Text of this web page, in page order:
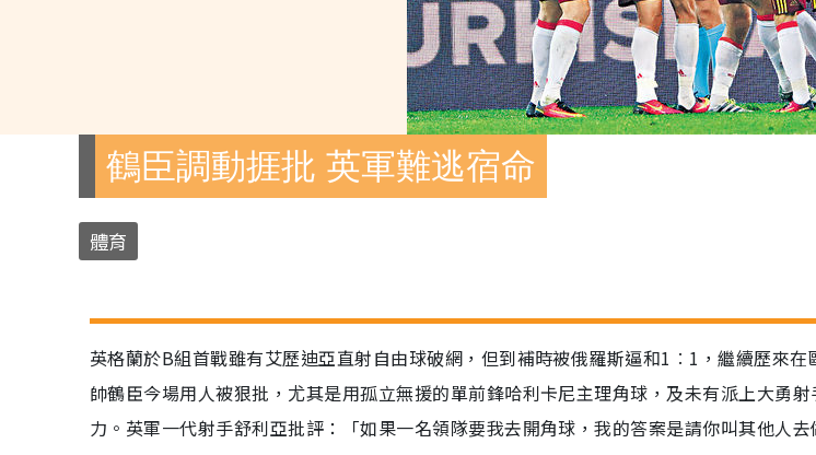
鶴臣調動捱批 英軍難逃宿命
體育
英格蘭於B組首戰雖有艾歷迪亞直射自由球破網，但到補時被俄羅斯逼和1︰1，繼續歷來
帥鶴臣今場用人被狠批，尤其是用孤立無援的單前鋒哈利卡尼主理角球，及未有派上大勇
力。英軍一代射手舒利亞批評：「如果一名領隊要我去開角球，我的答案是請你叫其他人去